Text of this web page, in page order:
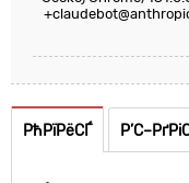
РћРїРёСЃ